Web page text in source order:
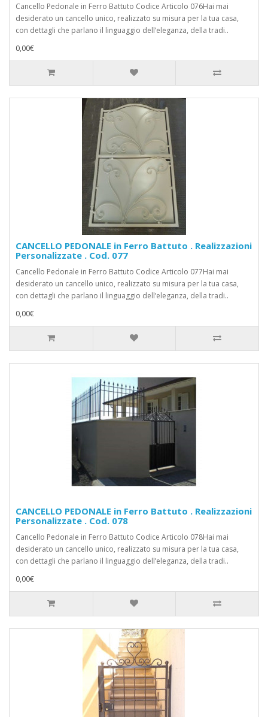
Cancello Pedonale in Ferro Battuto Codice Articolo 076Hai mai
desiderato un cancello unico, realizzato su misura per la tua casa,
con dettagli che parlano il linguaggio dell’eleganza, della tradi..
0,00€
CANCELLO PEDONALE in Ferro Battuto . Realizzazioni
Personalizzate . Cod. 077
Cancello Pedonale in Ferro Battuto Codice Articolo 077Hai mai
desiderato un cancello unico, realizzato su misura per la tua casa,
con dettagli che parlano il linguaggio dell’eleganza, della tradi..
0,00€
CANCELLO PEDONALE in Ferro Battuto . Realizzazioni
Personalizzate . Cod. 078
Cancello Pedonale in Ferro Battuto Codice Articolo 078Hai mai
desiderato un cancello unico, realizzato su misura per la tua casa,
con dettagli che parlano il linguaggio dell’eleganza, della tradi..
0,00€